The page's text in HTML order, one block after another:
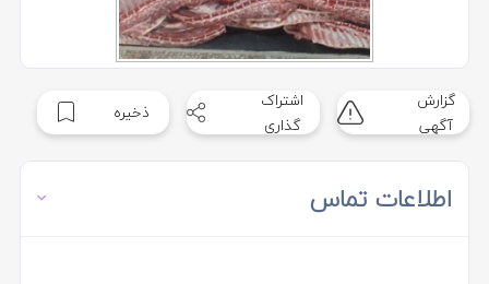
گزارش
آگهی
اشتراک
گذاری
ذخیره
اطلاعات تماس